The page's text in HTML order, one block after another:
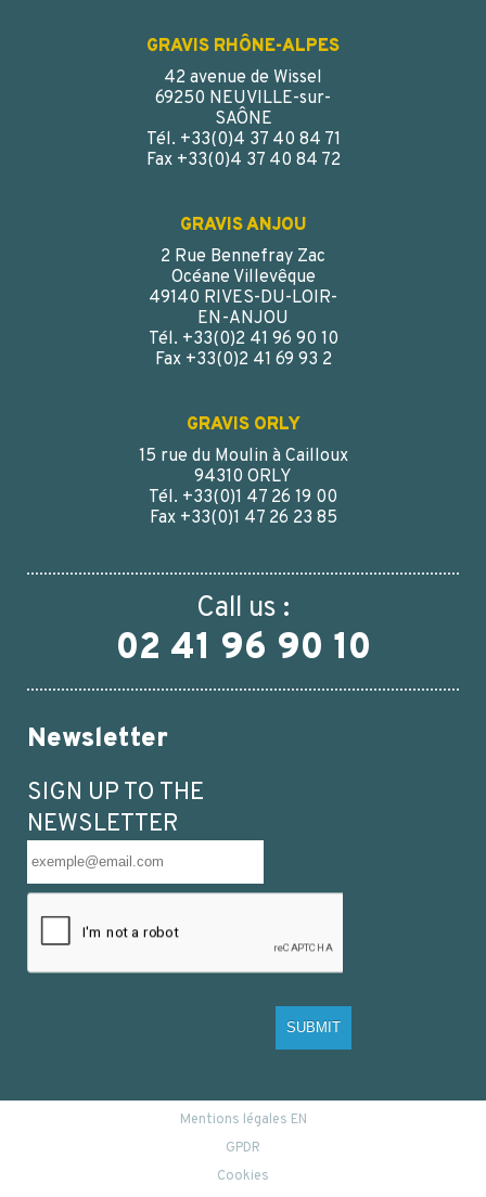
GRAVIS RHÔNE-ALPES
42 avenue de Wissel
69250 NEUVILLE-sur-
SAÔNE
Tél. +33(0)4 37 40 84 71
Fax +33(0)4 37 40 84 72
GRAVIS ANJOU
2 Rue Bennefray Zac
Océane Villevêque
49140 RIVES-DU-LOIR-
EN-ANJOU
Tél. +33(0)2 41 96 90 10
Fax +33(0)2 41 69 93 2
GRAVIS ORLY
15 rue du Moulin à Cailloux
94310 ORLY
Tél. +33(0)1 47 26 19 00
Fax +33(0)1 47 26 23 85
Call us :
02 41 96 90 10
Newsletter
SIGN UP TO THE
NEWSLETTER
SUBMIT
Mentions légales EN
GPDR
Cookies